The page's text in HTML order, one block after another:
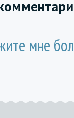
мне